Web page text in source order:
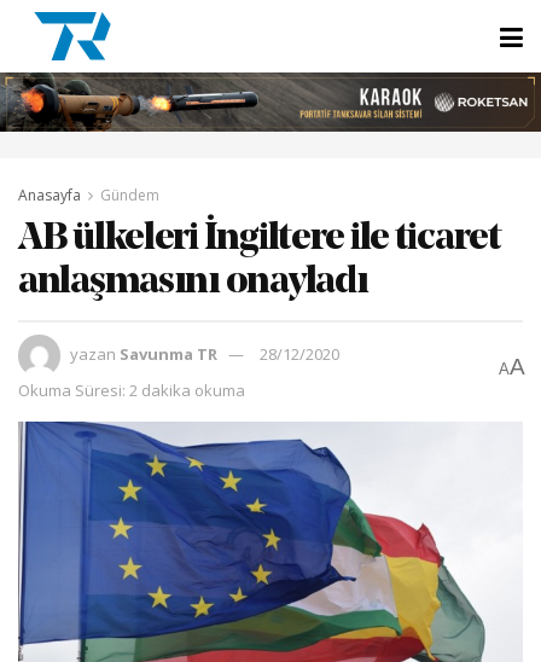
Anasayfa Gündem
AB ülkeleri İngiltere ile ticaret
anlaşmasını onayladı
yazan Savunma TR
28/12/2020
Okuma Süresi: 2 dakika okuma
AA